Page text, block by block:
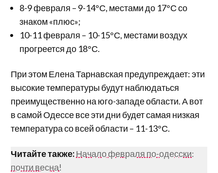
8-9 февраля – 9-14°С, местами до 17°С со
знаком «плюс»;
10-11 февраля – 10-15°С, местами воздух
прогреется до 18°С.
При этом Елена Тарнавская предупреждает: эти
высокие температуры будут наблюдаться
преимущественно на юго-западе области. А вот
в самой Одессе все эти дни будет самая низкая
температура со всей области – 11-13°С.
Читайте также:Начало февраля по-одесски:
почти весна!